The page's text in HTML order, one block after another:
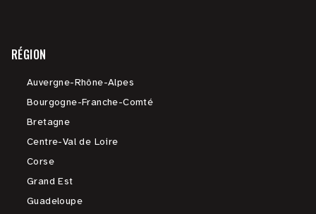
RÉGION
Auvergne-Rhône-Alpes
Bourgogne-Franche-Comté
Bretagne
Centre-Val de Loire
Corse
Grand Est
Guadeloupe